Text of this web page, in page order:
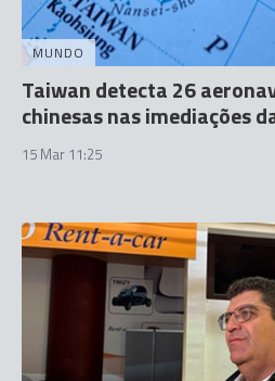
MUNDO
Taiwan detecta 26
chinesas nas imediações
15 Mar 11:25